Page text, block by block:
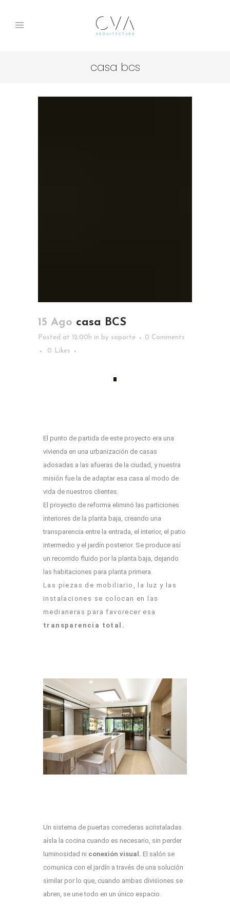
casa bcs
15 Ago casa BCS
Posted at 12:00h in by soporte
0 Comments
0
Likes
El punto de partida de este proyecto era una
vivienda en una urbanización de casas
adosadas a las afueras de la ciudad, y nuestra
misión fue la de adaptar esa casa al modo de
vida de nuestros clientes.
El proyecto de reforma eliminó las particiones
interiores de la planta baja, creando una
transparencia entre la entrada, el interior, el patio
intermedio y el jardín posterior. Se produce así
un recorrido fluido por la planta baja, dejando
las habitaciones para planta primera.
Las piezas de mobiliario, la luz y las
instalaciones se colocan en las
medianeras para favorecer esa
transparencia total.
Un sistema de puertas correderas acristaladas
aísla la cocina cuando es necesario, sin perder
luminosidad ni conexión visual. El salón se
comunica con el jardín a través de una solución
similar por lo que, cuando ambas divisiones se
abren, se une todo en un único espacio.